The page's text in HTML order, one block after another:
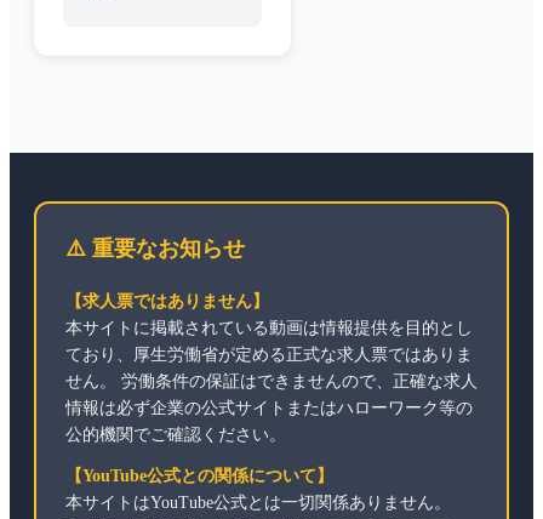
⚠️ 重要なお知らせ
【求人票ではありません】
本サイトに掲載されている動画は情報提供を目的とし
ており、厚生労働省が定める正式な求人票ではありま
せん。 労働条件の保証はできませんので、正確な求人
情報は必ず企業の公式サイトまたはハローワーク等の
公的機関でご確認ください。
【YouTube公式との関係について】
本サイトはYouTube公式とは一切関係ありません。